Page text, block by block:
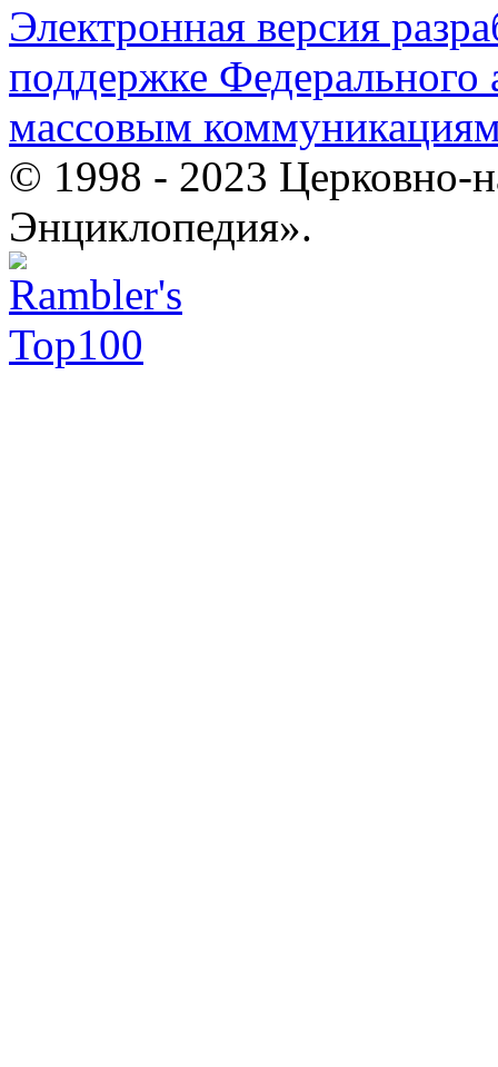
Электронная версия
поддержке Федерального
массовым
© 1998 - 2023 Церковно-
Энциклопедия».